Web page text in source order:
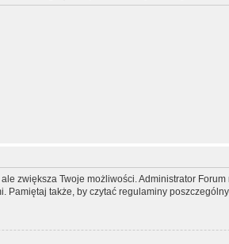
zwiększa Twoje możliwości. Administrator
także, by czytać regulaminy